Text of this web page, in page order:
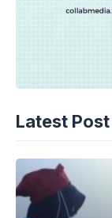
Latest Post